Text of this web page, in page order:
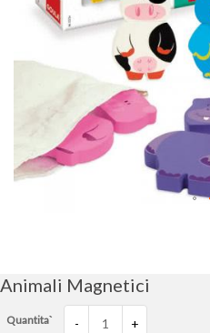
galleria
di
immagini
Animali Magnetici
Quantita` - +